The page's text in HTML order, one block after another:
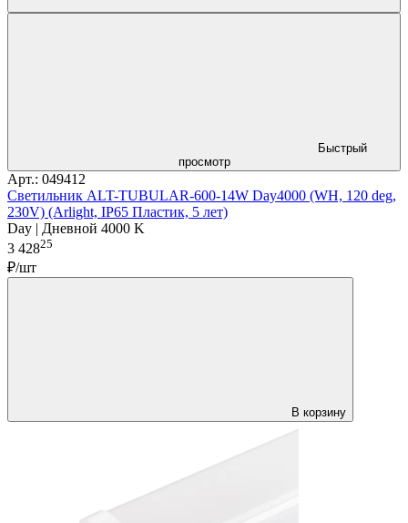
Быстрый
просмотр
Арт.: 049412
Светильник ALT-TUBULAR-600-14W Day4000 (WH, 120 deg,
230V) (Arlight, IP65 Пластик, 5 лет)
Day | Дневной 4000 K
3 42825
₽/шт
В корзину